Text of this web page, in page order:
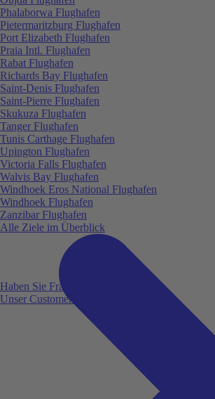
Haben Sie Fragen?
Unser Customer Service ist für Sie da!
Phalaborwa Flughafen
Pietermaritzburg Flughafen
Port Elizabeth Flughafen
Praia Intl. Flughafen
Rabat Flughafen
Richards Bay Flughafen
Saint-Denis Flughafen
Saint-Pierre Flughafen
Skukuza Flughafen
Tanger Flughafen
Tunis Carthage Flughafen
Upington Flughafen
Victoria Falls Flughafen
Walvis Bay Flughafen
Windhoek Eros National Flughafen
Windhoek Flughafen
Zanzibar Flughafen
Alle Ziele im Überblick